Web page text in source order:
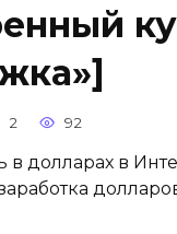
2 92
в долларах в